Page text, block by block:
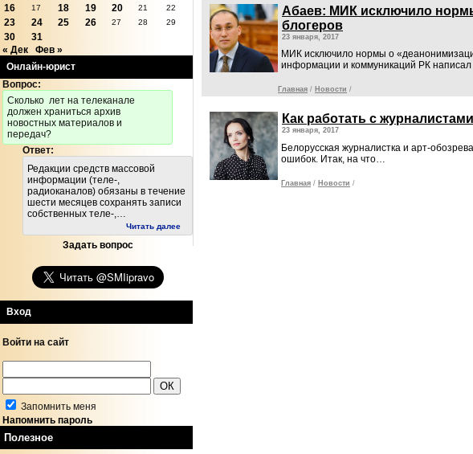
16
17 18 19 20 21 22
23 24 25 26 27 28 29
30
31
« Дек
Фев »
Онлайн-юрист
Вопрос:
Cколько лет на телеканале
должен храниться архив
новостных материалов и
передач?
Ответ:
Редакции средств массовой
информации (теле-,
радиоканалов) обязаны в течение
шести месяцев сохранять записи
собственных теле-,…
Читать далее
Задать вопрос
Вход
Войти на сайт
Запомнить меня
Напомнить пароль
Полезное
Абаев: МИК исключило
блогеров
23 января, 2017
МИК исключило нормы о
информации и коммуникаций РК
Главная / Новости /
Как работать с
23 января, 2017
Белорусская журналистка и арт-
ошибок. Итак, на что…
Главная / Новости /